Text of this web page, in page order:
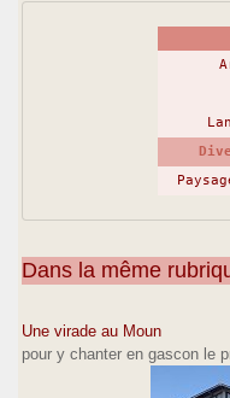
Dans la même
Une virade au Moun
pour y chanter en gascon le